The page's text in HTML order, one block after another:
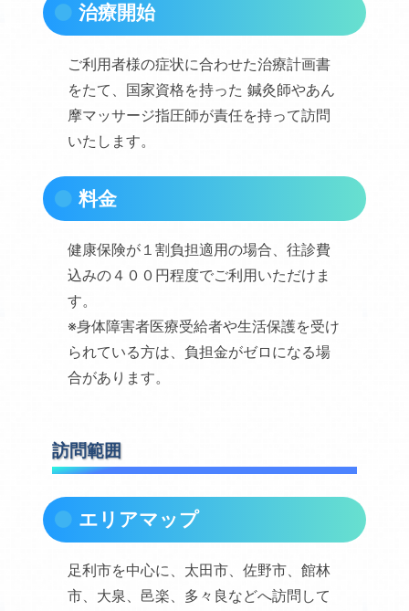
治療開始
ご利用者様の症状に合わせた治療計画書
をたて、国家資格を持った 鍼灸師やあん
摩マッサージ指圧師が責任を持って訪問
いたします。
料金
健康保険が１割負担適用の場合、往診費
込みの４００円程度でご利用いただけま
す。
※身体障害者医療受給者や生活保護を受け
られている方は、負担金がゼロになる場
合があります。
訪問範囲
エリアマップ
足利市を中心に、太田市、佐野市、館林
市、大泉、邑楽、多々良などへ訪問して